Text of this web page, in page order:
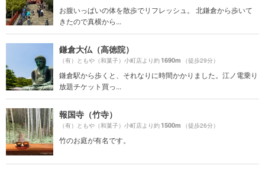
お腹いっぱいの体を散歩でリフレッシュ。 北鎌倉から歩いて
きたので真横から...
鎌倉大仏（高徳院）
（有）ともや（和菓子）小町店より約1690m （徒歩29分）
鎌倉駅から歩くと、それなりに時間かかりました。江ノ電乗り
放題チケット買っ...
報国寺（竹寺）
（有）ともや（和菓子）小町店より約1500m （徒歩26分）
竹のお庭が有名です。